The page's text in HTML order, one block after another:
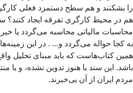
را بشکنند و هم سطح دستمزد فعلی
هم در محیط کارگری تفرقه ایجاد کنند؟
محاسبات مالیاتی محاسبه می‌گردد یا
به کجا حواله می‌گردد و… . در این
همین کتاب‌هاست که باید مبنای تحلیل
باشد. این سند یا هنوز تدوین نشده، و
مردم ایران از آن بی‌خبرند.